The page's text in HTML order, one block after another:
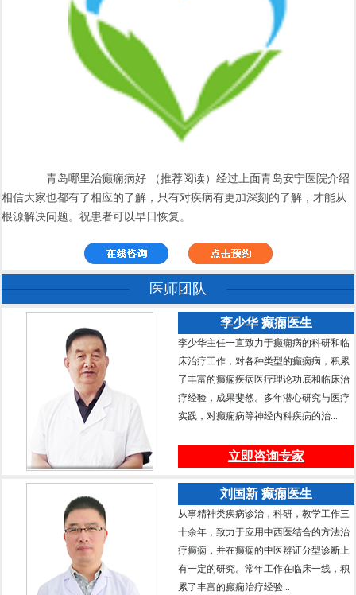
青岛哪里治癫痫病好 （推荐阅读）经过上面青岛安宁医院介绍
相信大家也都有了相应的了解，只有对疾病有更加深刻的了解，才能从
根源解决问题。祝患者可以早日恢复。
医师团队
李少华 癫痫医生
李少华主任一直致力于癫痫病的科研和临
床治疗工作，对各种类型的癫痫病，积累
了丰富的癫痫疾病医疗理论功底和临床治
疗经验，成果斐然。多年潜心研究与医疗
实践，对癫痫病等神经内科疾病的治...
立即咨询专家
刘国新 癫痫医生
从事精神类疾病诊治，科研，教学工作三
十余年，致力于应用中西医结合的方法治
疗癫痫，并在癫痫的中医辨证分型诊断上
有一定的研究。常年工作在临床一线，积
累了丰富的癫痫治疗经验...